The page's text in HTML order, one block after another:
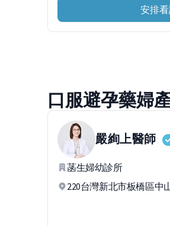
安排
口服避孕藥婦
嚴絢上醫師
菡生婦幼診所
220台灣新北市板橋區中